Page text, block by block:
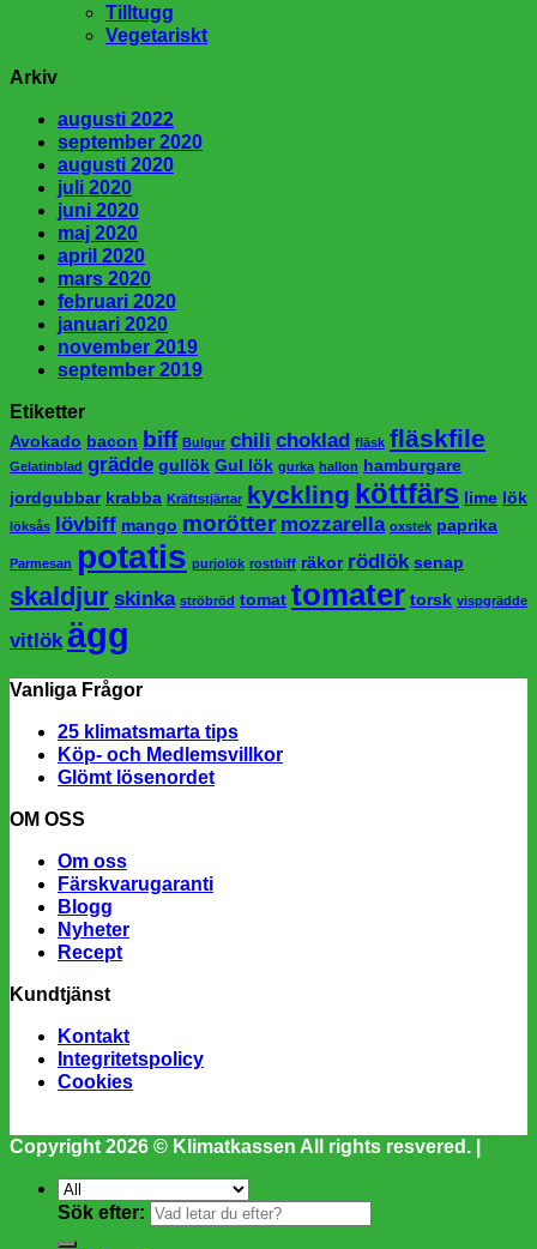
Tilltugg
Vegetariskt
Arkiv
augusti 2022
september 2020
augusti 2020
juli 2020
juni 2020
maj 2020
april 2020
mars 2020
februari 2020
januari 2020
november 2019
september 2019
Etiketter
Avokado bacon biff Bulgur chili choklad fläsk fläskfile
Gelatinblad grädde gullök Gul lök gurka hallon hamburgare
jordgubbar krabba Kräftstjärtar kyckling köttfärs lime lök
löksås lövbiff mango morötter mozzarella oxstek paprika
Parmesan potatis purjolök rostbiff räkor rödlök senap
skaldjur skinka ströbröd tomat tomater torsk vispgrädde
vitlök ägg
Vanliga Frågor
25 klimatsmarta tips
Köp- och Medlemsvillkor
Glömt lösenordet
OM OSS
Om oss
Färskvarugaranti
Blogg
Nyheter
Recept
Kundtjänst
Kontakt
Integritetspolicy
Cookies
Copyright 2026 © Klimatkassen All rights resvered. |
Sök efter: